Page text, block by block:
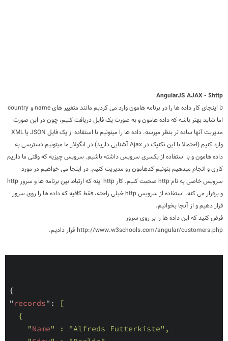
AngularJS AJAX - $http
تا اینجای کار داده ها را در برنامه هامون وارد می کردیم مانند متغییر های name و country
اما شاید بهتر باشه که داده هامون و به صورت یک فایل دریافت کنیم، چون در این صورت
مدیریت آنها ساده تر بنظر میرسه. داده ها را مینونیم با استفاده از یک فایل JSON یا XML
وارد کنیم (احتمالا با این تکنیک در Ajax آشنایی دارید) در انگولار ما میتونیم دسترسی به
داده هامون و با استفاده از یکسری سرویس داشته باشیم. سرویس چیزیه که وقتی ما داریم
کاری و انجام میدهیم بتونیم کدهامون رو مدیریت کنیم. در اینجا می خواهیم در مورد
سرویس خاصی به نام http صحبت کنیم. کار http اینه که ارتباط بین برنامه ها و سرور http
و برقرار می کنه. استفاده از سرویس http خیلی راحته، فقط کافیه که داده ها را روی سرور
قرار دهیم و از آنجا بخوانیم.
فرض کنید که این داده ها را بر روی سرور
http://www.w3schools.com/angular/customers.php قرار دادیم.
{
" records":
[
{
"Name" : "Alfreds Futterkiste" ,